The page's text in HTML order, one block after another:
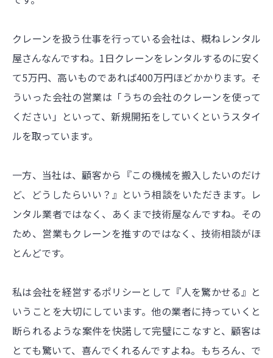
クレーンを扱う仕事を行っている会社は、概ねレンタル
屋さんなんですね。1日クレーンをレンタルするのに安く
て5万円、高いものであれば400万円ほどかかります。そ
ういった会社の営業は「うちの会社のクレーンを使って
ください」といって、新規開拓をしていくというスタイ
ルを取っています。
一方、当社は、顧客から『この機械を搬入したいのだけ
ど、どうしたらいい？』という相談をいただきます。レ
ンタル業者ではなく、あくまで技術屋なんですね。その
ため、営業もクレーンを推すのではなく、技術相談がほ
とんどです。
私は会社を経営するポリシーとして『人を驚かせる』と
いうことを大切にしています。他の業者に持っていくと
断られるような案件を快諾して完璧にこなすと、顧客は
とても驚いて、喜んでくれるんですよね。もちろん、で